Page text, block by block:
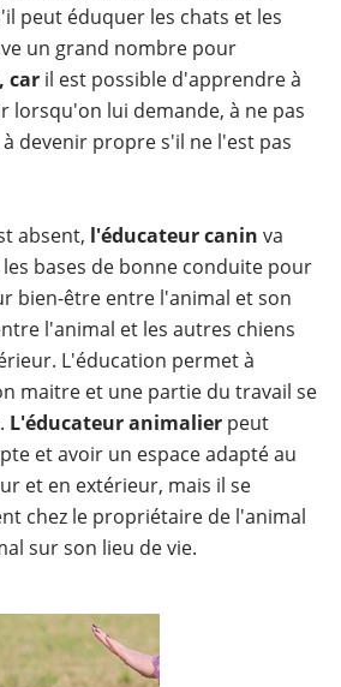
peut éduquer les chats et les
un grand nombre pour
car il est possible d'apprendre à
lorsqu'on lui demande, à ne pas
devenir propre s'il ne l'est pas
absent, l'éducateur canin va
bases de bonne conduite pour
bien-être entre l'animal et son
l'animal et les autres chiens
L'éducation permet à
maitre et une partie du travail se
L'éducateur animalier peut
et avoir un espace adapté au
et en extérieur, mais il se
chez le propriétaire de l'animal
sur son lieu de vie.